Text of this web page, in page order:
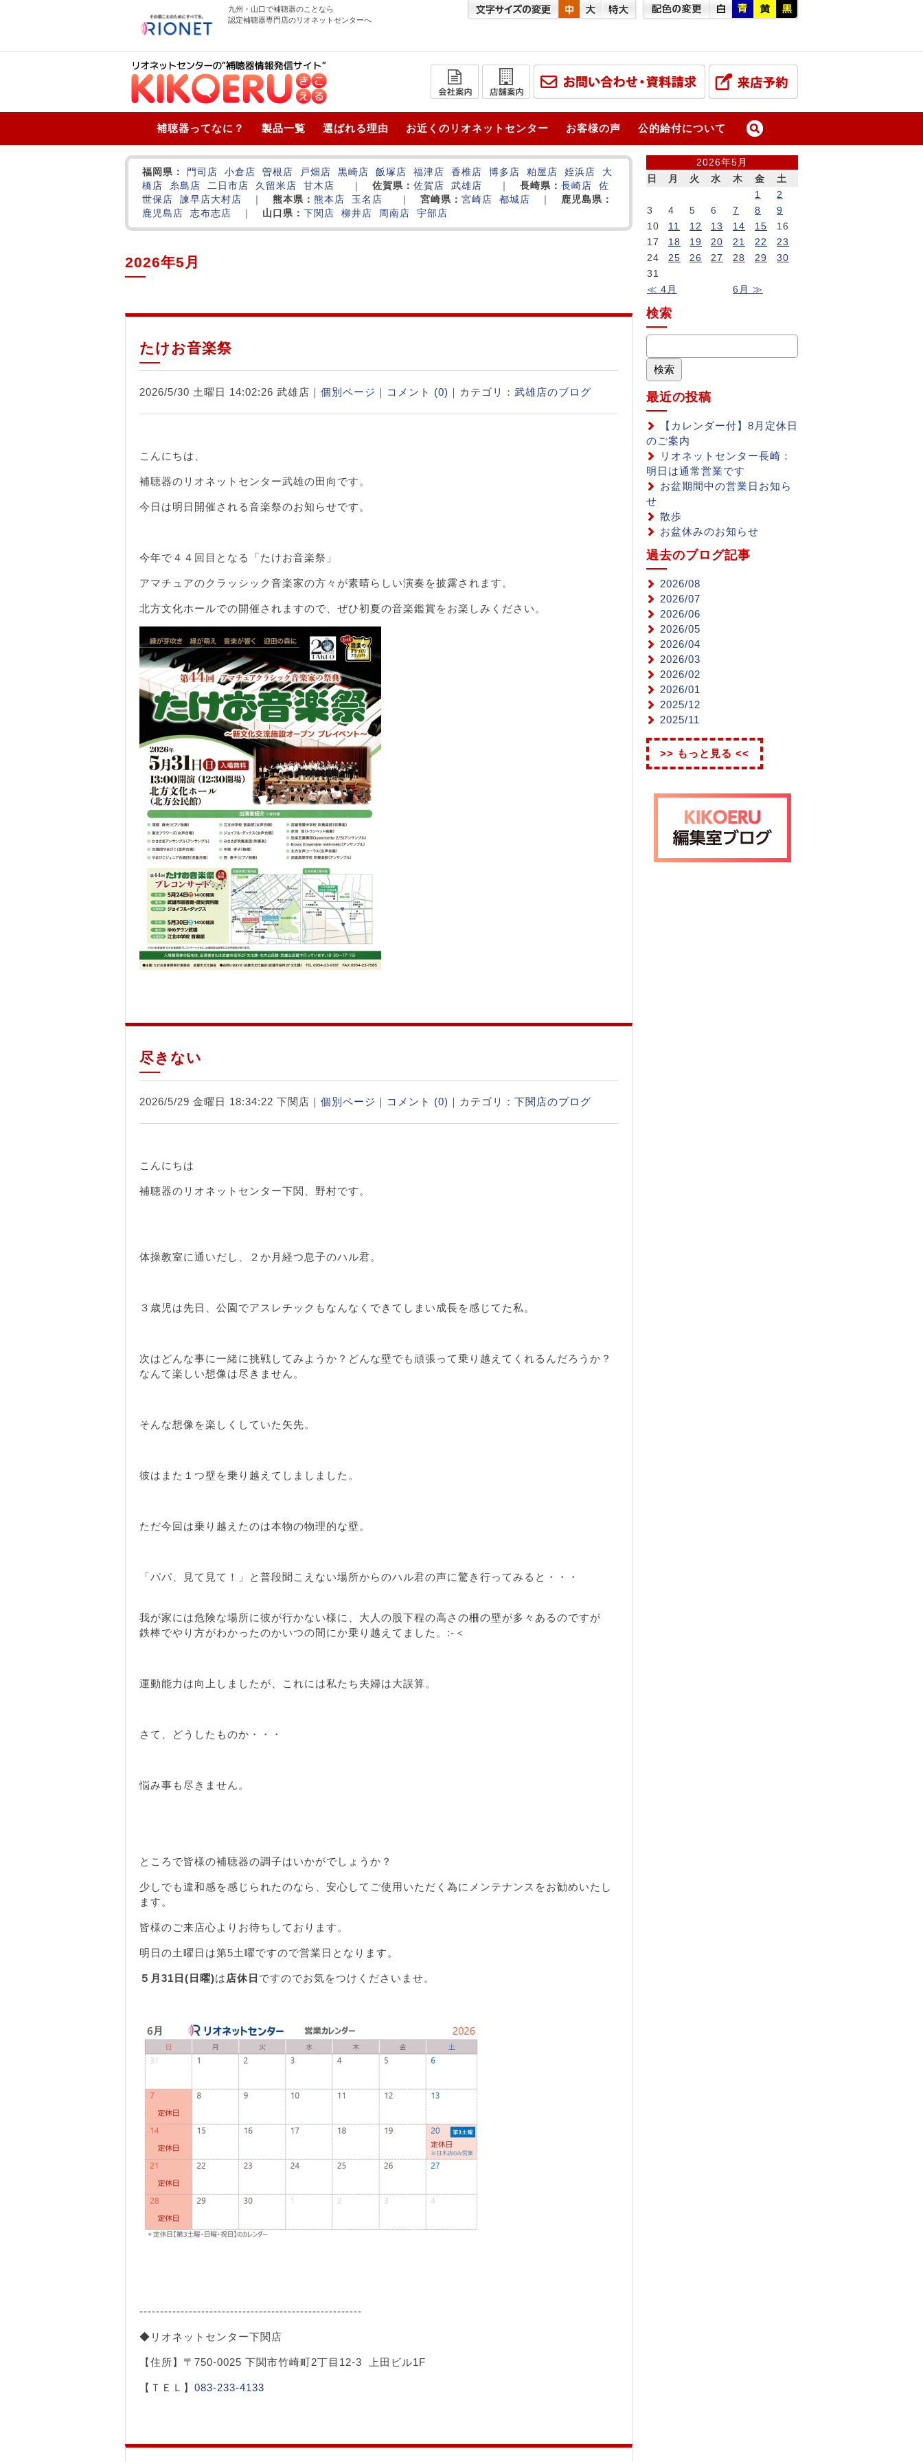
九州・山口で補聴器のことなら
認定補聴器専門店のリオネットセンターへ
補聴器ってなに？ 製品一覧 選ばれる理由 お近くのリオネットセンター お客様の声 公的給付について
福岡県： 門司店 小倉店 曽根店 戸畑店 黒崎店 飯塚店 福津店 香椎店 博多店 粕屋店 姪浜店
大
橋店
糸島店 二日市店 久留米店 甘木店 佐賀県： 佐賀店 武雄店 長崎県： 長崎店
佐
世保店
諫早店大村店 熊本県： 熊本店 玉名店 宮崎県： 宮崎店 都城店
鹿児島県：
鹿児島店
志布志店 山口県： 下関店 柳井店 周南店 宇部店
2026年5月
たけお音楽祭
2026/5/30 土曜日 14:02:26 武雄店｜ 個別ページ ｜ コメント (0) ｜カテゴリ： 武雄店のブログ
こんにちは、
補聴器のリオネットセンター武雄の田向です。
今日は明日開催される音楽祭のお知らせです。
今年で４４回目となる「たけお音楽祭」
アマチュアのクラッシック音楽家の方々が素晴らしい演奏を披露されます。
北方文化ホールでの開催されますので、ぜひ初夏の音楽鑑賞をお楽しみください。
尽きない
2026/5/29 金曜日 18:34:22 下関店｜ 個別ページ ｜ コメント (0) ｜カテゴリ： 下関店のブログ
こんにちは
補聴器のリオネットセンター下関、野村です。
体操教室に通いだし、２か月経つ息子のハル君。
３歳児は先日、公園でアスレチックもなんなくできてしまい成長を感じてた私。
次はどんな事に一緒に挑戦してみようか？どんな壁でも頑張って乗り越えてくれるんだろうか？
なんて楽しい想像は尽きません。
そんな想像を楽しくしていた矢先。
彼はまた１つ壁を乗り越えてしましました。
ただ今回は乗り越えたのは本物の物理的な壁。
「パパ、見て見て！」と普段聞こえない場所からのハル君の声に驚き行ってみると・・・
我が家には危険な場所に彼が行かない様に、大人の股下程の高さの柵の壁が多々あるのですが
鉄棒でやり方がわかったのかいつの間にか乗り越えてました。:-＜
運動能力は向上しましたが、これには私たち夫婦は大誤算。
さて、どうしたものか・・・
悩み事も尽きません。
ところで皆様の補聴器の調子はいかがでしょうか？
少しでも違和感を感じられたのなら、安心してご使用いただく為にメンテナンスをお勧めいたし
ます。
皆様のご来店心よりお待ちしております。
明日の土曜日は第5土曜ですので営業日となります。
５月31日(日曜)は 店休日 ですのでお気をつけくださいませ。
------------------------------------------------------
◆リオネットセンター下関店
【住所】〒750-0025 下関市竹崎町2丁目12-3 上田ビル1F
【ＴＥＬ】 083-233-4133
2026年5月
日
月 火 水 木 金
土
1
2
3
4 5 6 7 8
9
10
11 12 13 14 15
16
17
18 19 20 21 22
23
24
25 26 27 28 29
30
31
≪ 4月
6月 ≫
検索
最近の投稿
【カレンダー付】8月定休日
のご案内
リオネットセンター長崎：
明日は通常営業です
お盆期間中の営業日お知ら
せ
散歩
お盆休みのお知らせ
過去のブログ記事
2026/08
2026/07
2026/06
2026/05
2026/04
2026/03
2026/02
2026/01
2025/12
2025/11
>> もっと見る <<